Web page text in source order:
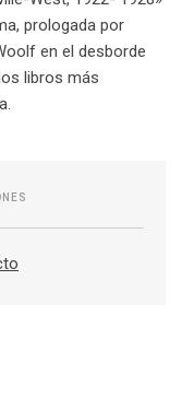
prologada por
en el desborde
libros más